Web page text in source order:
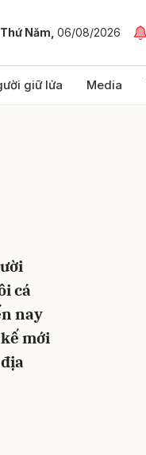
Thứ Năm, 06/08/2026
giữ lửa Media
cá
nay
mới